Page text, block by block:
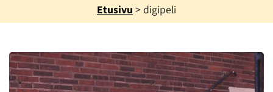
Etusivu > digipeli